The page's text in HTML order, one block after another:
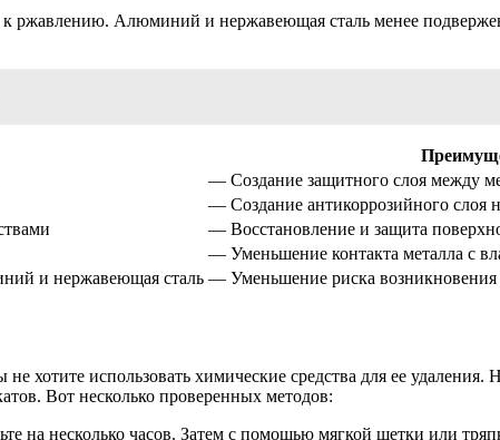
ржавлению. Алюминий и нержавеющая сталь менее
— Создание защитного слоя между
— Создание антикоррозийного слоя
— Восстановление и защита
— Уменьшение контакта металла с
и нержавеющая сталь — Уменьшение риска
хотите использовать химические средства для ее
Вот несколько проверенных методов:
на несколько часов. Затем с помощью мягкой щетки или